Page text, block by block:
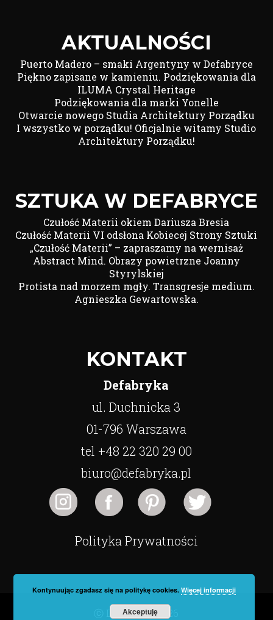
AKTUALNOŚCI
Puerto Madero – smaki Argentyny w Defabryce
Piękno zapisane w kamieniu. Podziękowania dla
ILUMA Crystal Heritage
Podziękowania dla marki Yonelle
Otwarcie nowego Studia Architektury Porządku
I wszystko w porządku! Oficjalnie witamy Studio
Architektury Porządku!
SZTUKA W DEFABRYCE
Czułość Materii okiem Dariusza Bresia
Czułość Materii VI odsłona Kobiecej Strony Sztuki
„Czułość Materii” – zapraszamy na wernisaż
Abstract Mind. Obrazy powietrzne Joanny
Styrylskiej
Protista nad morzem mgły. Transgresje medium.
Agnieszka Gewartowska.
KONTAKT
Defabryka
ul. Duchnicka 3
01-796 Warszawa
tel +48 22 320 29 00
biuro@defabryka.pl
Polityka Prywatności
ⓒ Defabryka 2026
Kontynuując zgadasz się na politykę cookies.Więcej informacji
Akceptuję